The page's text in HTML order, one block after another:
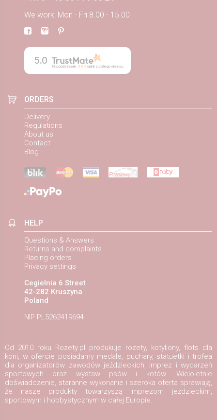
We work: Mon - Fri 8.00 - 15.00
5.0
Na podstawie 884opinii z całego okresu
ORDERS
Delivery
Regulations
About us
Contact
Blog
HELP
Questions & Answers
Returns and complaints
Placing orders
Privacy settings
Cegielnia 6 Street
42-282 Kruszyna
Poland
NIP PL5262419694
Od 2010 roku Rozety.pl produkuje rozety, kotyliony, flots dla
koni, w ofercie posiadamy medale, puchary, statuetki i trofea
dla organizatorów zawodów jeździeckich, imprez i wydarzeń
sportowych oraz wystaw psów i kotów. Wieloletnie
doświadczenie, staranne wykonanie i szeroka oferta sprawiają,
że nasze produkty towarzyszą imprezom jeździeckim,
sportowym i hobbystycznym w całej Europie.